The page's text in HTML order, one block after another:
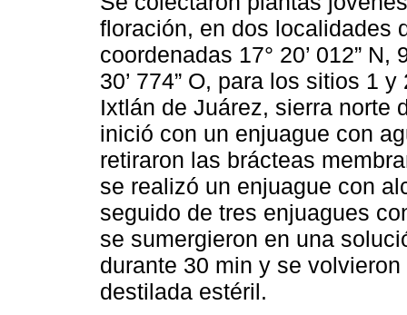
floración, en dos localidades
coordenadas 17° 20’ 012” N,
30’ 774” O, para los sitios 1
Ixtlán de Juárez, sierra norte
inició con un enjuague con
retiraron las brácteas
se realizó un enjuague con
seguido de tres enjuagues
se sumergieron en una
durante 30 min y se
destilada estéril.